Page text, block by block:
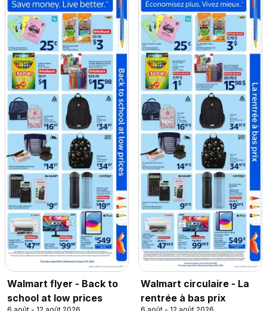
Walmart flyer - Back to
school at low prices
Walmart circulaire - La
rentrée à bas prix